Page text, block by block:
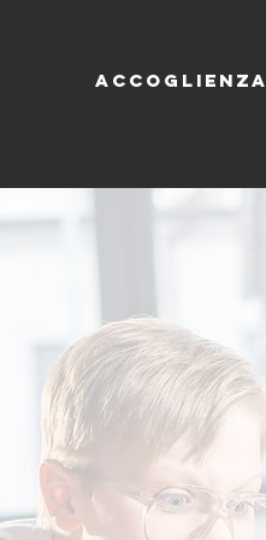
ACCOGLIENZA